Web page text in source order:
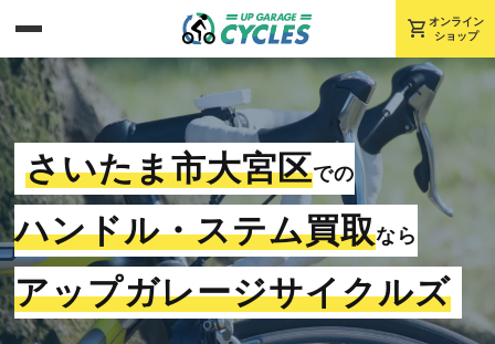
shopping_cart オンライン
ショップ
さいたま市大宮区での
ハンドル・ステム買取なら
アップガレージサイクルズ